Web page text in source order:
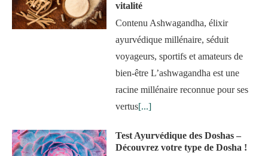
vitalité
Contenu Ashwagandha, élixir
ayurvédique millénaire, séduit
voyageurs, sportifs et amateurs de
bien-être L’ashwagandha est une
racine millénaire reconnue pour ses
vertus[...]
Test Ayurvédique des Doshas –
Découvrez votre type de Dosha !